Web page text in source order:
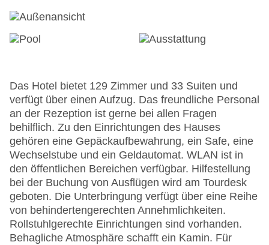
Das Hotel bietet 129 Zimmer und 33 Suiten und
verfügt über einen Aufzug. Das freundliche Personal
an der Rezeption ist gerne bei allen Fragen
behilflich. Zu den Einrichtungen des Hauses
gehören eine Gepäckaufbewahrung, ein Safe, eine
Wechselstube und ein Geldautomat. WLAN ist in
den öffentlichen Bereichen verfügbar. Hilfestellung
bei der Buchung von Ausflügen wird am Tourdesk
geboten. Die Unterbringung verfügt über eine Reihe
von behindertengerechten Annehmlichkeiten.
Rollstuhlgerechte Einrichtungen sind vorhanden.
Behagliche Atmosphäre schafft ein Kamin. Für